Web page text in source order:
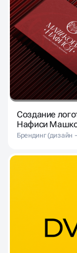
Создание
Нафиси
Брендинг (дизайн